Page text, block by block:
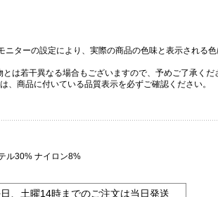
ニターの設定により、実際の商品の色味と表示される
は若干異なる場合もございますので、予めご了承くだ
、商品に付いている品質表示を必ずご確認ください。
ル30% ナイロン8%
、土曜14時までのご注文は当日発送